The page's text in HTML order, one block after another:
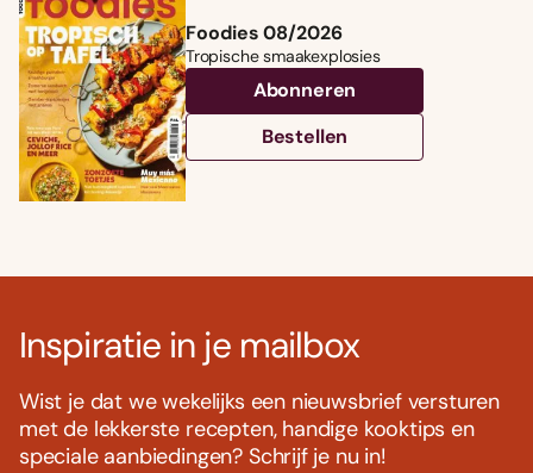
Foodies 08/2026
Tropische smaakexplosies
Abonneren
Bestellen
Inspiratie in je mailbox
Wist je dat we wekelijks een nieuwsbrief versturen
met de lekkerste recepten, handige kooktips en
speciale aanbiedingen? Schrijf je nu in!